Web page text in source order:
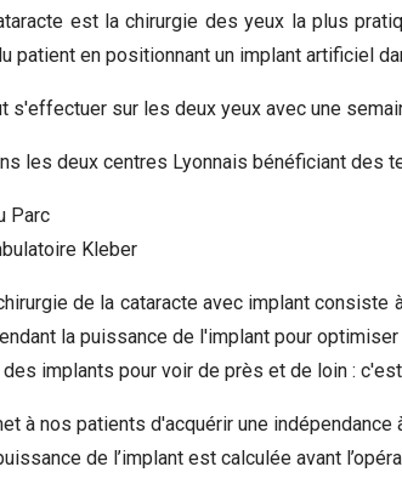
est la chirurgie des yeux la plus
patient en positionnant un implant artificiel
s'effectuer sur les deux yeux avec une
les deux centres Lyonnais bénéficiant des
Parc
Kleber
de la cataracte avec implant
la puissance de l'implant pour
implants pour voir de près et de loin :
à nos patients d'acquérir une
de l’implant est calculée avant